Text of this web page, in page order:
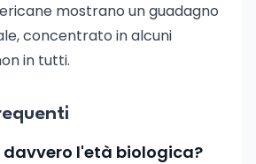
mostrano un guadagno
concentrato in alcuni
in tutti.
davvero l'età biologica?